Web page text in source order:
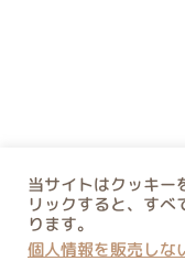
当サイトはクッキー
リックすると、す
ります。
個人情報を販売しな